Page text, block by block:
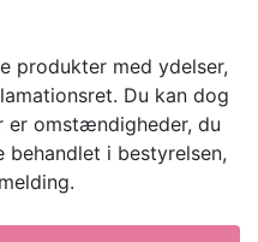
produkter med ydelser,
Du kan dog
er omstændigheder, du
i bestyrelsen,